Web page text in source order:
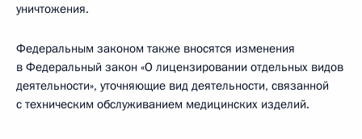
уничтожения.
Федеральным законом также вносятся изменения
в Федеральный закон «О лицензировании отдельных видов
деятельности», уточняющие вид деятельности, связанной
с техническим обслуживанием медицинских изделий.